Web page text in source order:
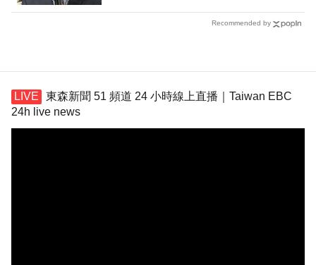
Recommended by
東森新聞 51 頻道 24 小時線上直播｜Taiwan EBC
24h live news